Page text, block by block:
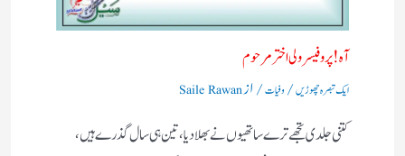
آه ! پروفیسر ولی اختر مرحوم
ایک تبصرہ چھوڑیں/ وفیات/ ازSaile Rawan
کتنی جلدی تجھے ترے ساتھیوں نے بھلادیا، تین ہی سال گذرے ہیں،